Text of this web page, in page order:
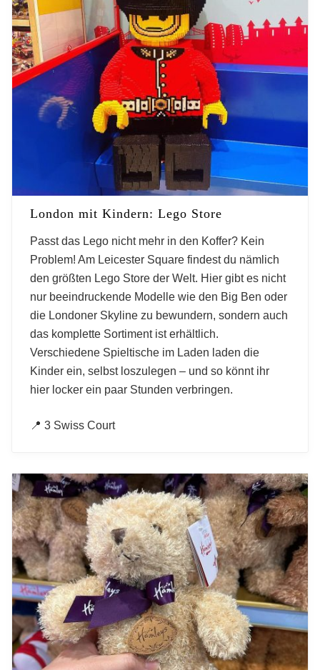
London mit Kindern: Lego Store
Passt das Lego nicht mehr in den Koffer? Kein
Problem! Am Leicester Square findest du nämlich
den größten Lego Store der Welt. Hier gibt es nicht
nur beeindruckende Modelle wie den Big Ben oder
die Londoner Skyline zu bewundern, sondern auch
das komplette Sortiment ist erhältlich.
Verschiedene Spieltische im Laden laden die
Kinder ein, selbst loszulegen – und so könnt ihr
hier locker ein paar Stunden verbringen.
📍 3 Swiss Court